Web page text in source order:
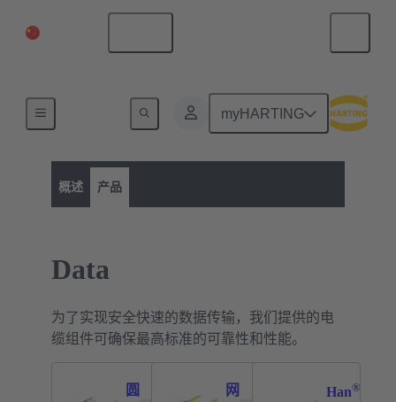
myHARTING
概述 产品
Data
Data
为了实现安全快速的数据传输，我们提供的电
缆组件可确保最高标准的可靠性和性能。
圆
网
Han®